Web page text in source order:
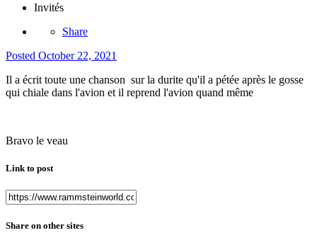
Invités
Share
Posted October 22, 2021
Il a écrit toute une chanson sur la durite qu'il a pétée après le gosse
qui chiale dans l'avion et il reprend l'avion quand même
Bravo le veau
Link to post
Share on other sites